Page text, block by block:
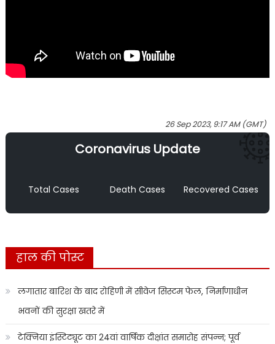
26 Sep 2023, 9:17 AM (GMT)
Coronavirus Update
Total Cases Death Cases Recovered Cases
हाल की पोस्ट
लगातार बारिश के बाद रोहिणी में सीवेज सिस्टम फेल, निर्माणाधीन
भवनों की सुरक्षा खतरे में
टेक्निया इंस्टिट्यूट का 24वां वार्षिक दीक्षांत समारोह संपन्न; पूर्व